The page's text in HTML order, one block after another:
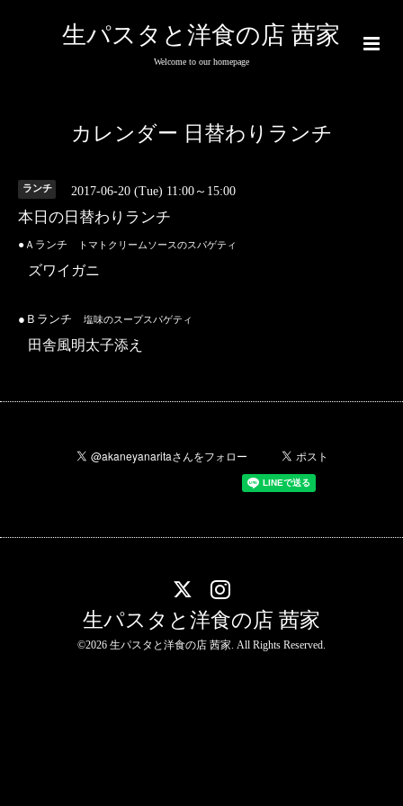
生パスタと洋食の店 茜家
Welcome to our homepage
カレンダー 日替わりランチ
ランチ 2017-06-20 (Tue) 11:00～15:00
本日の日替わりランチ
●Ａランチ トマトクリームソースのスパゲティ
ズワイガニ
●Ｂランチ 塩味のスープスパゲティ
田舎風明太子添え
生パスタと洋食の店 茜家
©2026 生パスタと洋食の店 茜家. All Rights Reserved.